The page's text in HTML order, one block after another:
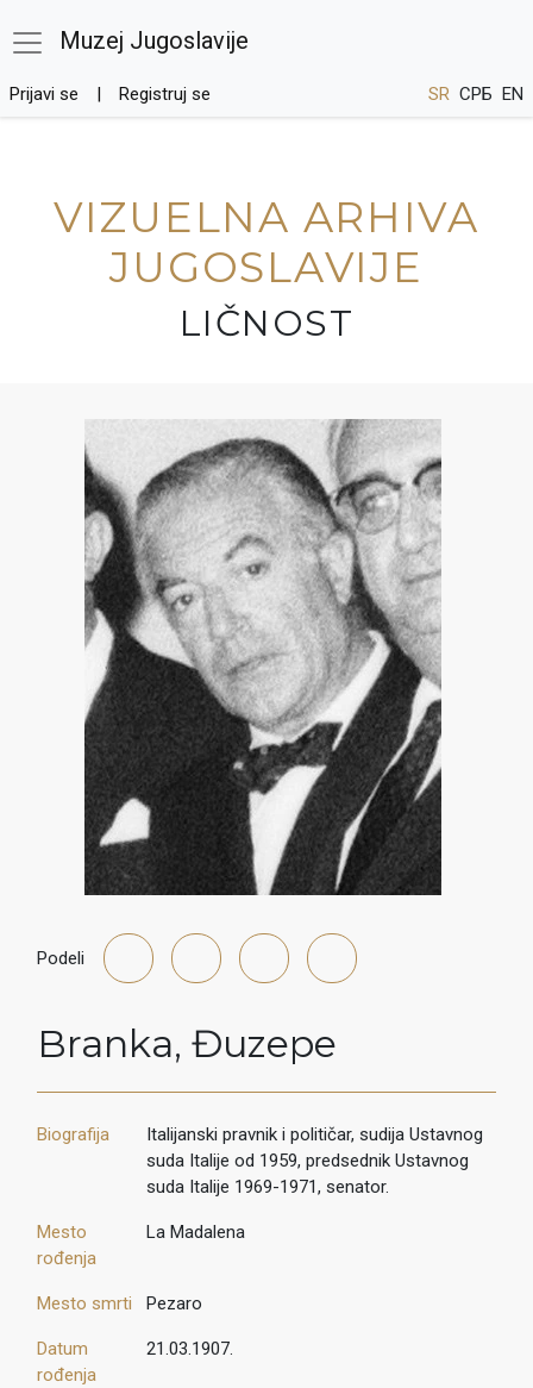
Muzej Jugoslavije
Prijavi se Registruj se SR СРБ EN
VIZUELNA ARHIVA
JUGOSLAVIJE
LIČNOST
Podeli
Branka, Đuzepe
Biografija
Italijanski pravnik i političar, sudija Ustavnog
suda Italije od 1959, predsednik Ustavnog
suda Italije 1969-1971, senator.
Mesto
rođenja
La Madalena
Mesto smrti Pezaro
Datum
rođenja
21.03.1907.